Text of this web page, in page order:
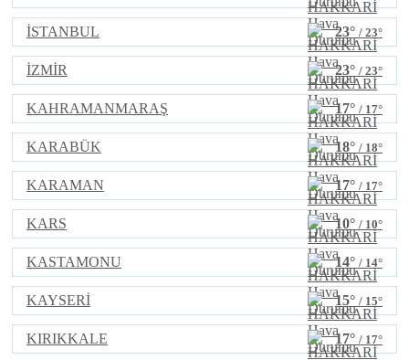
İSTANBUL 23° / 23°
İZMİR 23° / 23°
KAHRAMANMARAŞ 17° / 17°
KARABÜK 18° / 18°
KARAMAN 17° / 17°
KARS 10° / 10°
KASTAMONU 14° / 14°
KAYSERİ 15° / 15°
KIRIKKALE 17° / 17°